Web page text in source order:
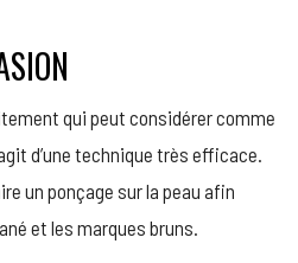
qui peut considérer comme
d’une technique très efficace.
un ponçage sur la peau afin
et les marques bruns.